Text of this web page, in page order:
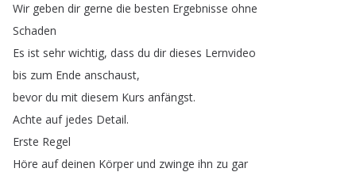
Wir geben dir gerne die besten Ergebnisse ohne
Schaden
Es ist sehr wichtig, dass du dir dieses Lernvideo
bis zum Ende anschaust,
bevor du mit diesem Kurs anfängst.
Achte auf jedes Detail.
Erste Regel
Höre auf deinen Körper und zwinge ihn zu gar